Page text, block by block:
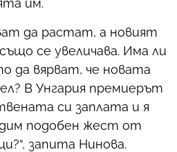
им.
да растат, а новият
се увеличава. Има ли
да вярват, че новата
В Унгария премиерът
си заплата и я
подобен жест от
запита Нинова.